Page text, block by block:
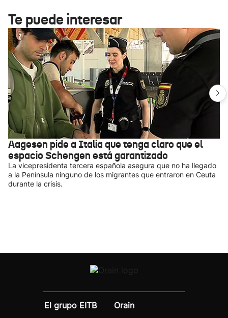
Te puede interesar
Aagesen pide a Italia que tenga claro que el
espacio Schengen está garantizado
La vicepresidenta tercera española asegura que no ha llegado
a la Península ninguno de los migrantes que entraron en Ceuta
durante la crisis.
El grupo EITB
Orain